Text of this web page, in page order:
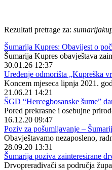
Rezultati pretrage za:
Šumarija Kupres: Obavijest o
Šumarija Kupres obavještava
30.01.26 12:37
Uređenje odmorišta „Kupreška
Koncem mjeseca lipnja 2021.
21.06.21 14:21
ŠGD “Hercegbosanske šume”
Pored prekrasne i osebujne
16.12.20 09:47
Poziv za pošumljavanje –
Obavještavamo nezaposleno,
28.09.20 13:31
Šumarija poziva zainteresirane
Drvoprerađivači sa područja